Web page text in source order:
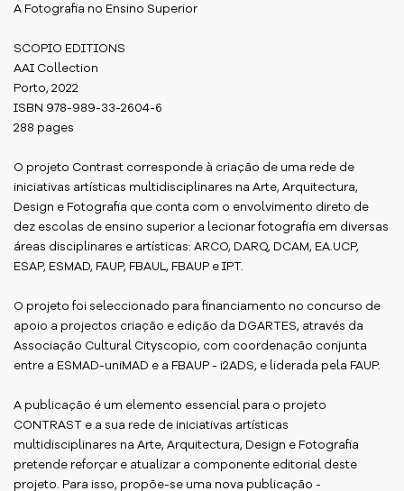
A Fotografia no Ensino Superior
SCOPIO EDITIONS
AAI Collection
Porto, 2022
ISBN 978-989-33-2604-6
288 pages
O projeto Contrast corresponde à criação de uma rede de
iniciativas artísticas multidisciplinares na Arte, Arquitectura,
Design e Fotografia que conta com o envolvimento direto de
dez escolas de ensino superior a lecionar fotografia em diversas
áreas disciplinares e artísticas: ARCO, DARQ, DCAM, EA.UCP,
ESAP, ESMAD, FAUP, FBAUL, FBAUP e IPT.
O projeto foi seleccionado para financiamento no concurso de
apoio a projectos criação e edição da DGARTES, através da
Associação Cultural Cityscopio, com coordenação conjunta
entre a ESMAD-uniMAD e a FBAUP - i2ADS, e liderada pela FAUP.
A publicação é um elemento essencial para o projeto
CONTRAST e a sua rede de iniciativas artísticas
multidisciplinares na Arte, Arquitectura, Design e Fotografia
pretende reforçar e atualizar a componente editorial deste
projeto. Para isso, propõe-se uma nova publicação -